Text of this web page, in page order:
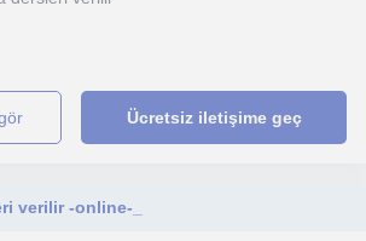
Ücretsiz iletişime geç
verilir -online-_